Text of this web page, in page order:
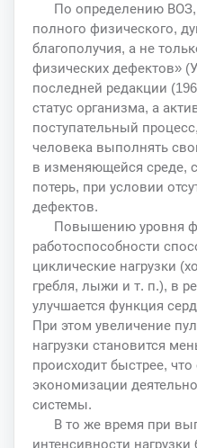
По определению ВОЗ,
полного физического,
благополучия, а не
физических дефектов»
последней редакции
статус организма, а
поступательный
человека выполнять
в изменяющейся среде,
потерь, при условии
дефектов.
Повышению уровня
работоспособности
циклические нагрузки
гребля, лыжи и т. п.), в
улучшается функция
При этом увеличение
нагрузки становится
происходит быстрее, что
экономизации
системы.
В то же время при
интенсивности